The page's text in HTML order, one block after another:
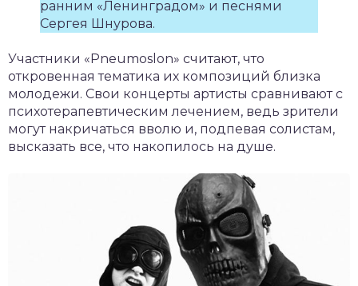
ранним «Ленинградом» и песнями
Сергея Шнурова.
Участники «Pneumoslon» считают, что
откровенная тематика их композиций близка
молодежи. Свои концерты артисты сравнивают с
психотерапевтическим лечением, ведь зрители
могут накричаться вволю и, подпевая солистам,
высказать все, что накопилось на душе.